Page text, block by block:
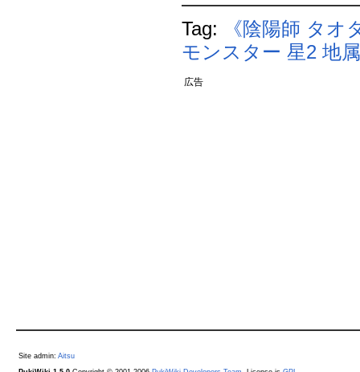
Tag:
《陰陽師 タオ
モンスター 星2 地
広告
Site admin: Aitsu